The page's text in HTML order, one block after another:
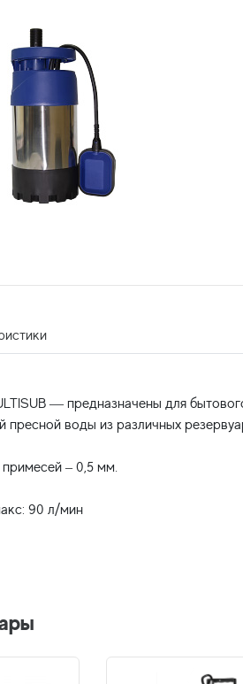
— предназначены для
воды из различных
– 0,5 мм.
90 л/мин